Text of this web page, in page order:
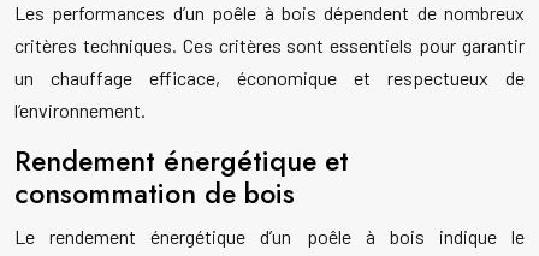
Les performances d’un poêle à bois dépendent de nombreux
critères techniques. Ces critères sont essentiels pour garantir
un chauffage efficace, économique et respectueux de
l’environnement.
Rendement énergétique et
consommation de bois
Le rendement énergétique d’un poêle à bois indique le